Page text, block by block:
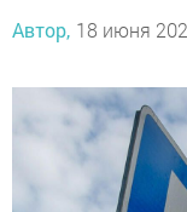
Автор, 18 июня